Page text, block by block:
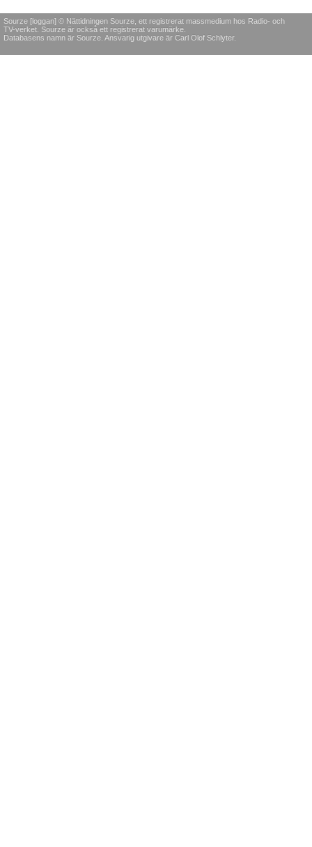
Sourze [loggan] © Nättidningen Sourze, ett registrerat massmedium hos Radio- och
TV-verket. Sourze är också ett registrerat varumärke.
Databasens namn är Sourze. Ansvarig utgivare är Carl Olof Schlyter.